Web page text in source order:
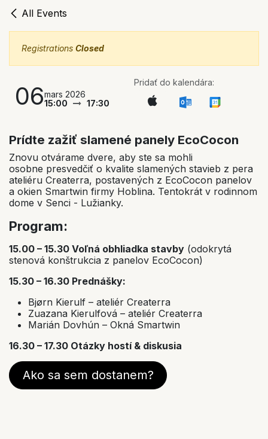
All Events
Registrations Closed
06mars 2026
15:00
17:30
Pridať do kalendára:
Prídte zažiť slamené panely EcoCocon
Znovu otvárame dvere, aby ste sa mohli
osobne presvedčiť o kvalite slamených stavieb z pera
ateliéru Createrra, postavených z EcoCocon panelov
a okien Smartwin firmy Hoblina. Tentokrát v rodinnom
dome v Senci - Lužianky.
Program:
15.00 – 15.30 Voľná obhliadka stavby (odokrytá
stenová konštrukcia z panelov EcoCocon)
15.30 – 16.30 Prednášky:
Bjørn Kierulf – ateliér Createrra
Zuazana Kierulfová – ateliér Createrra
Marián Dovhún – Okná Smartwin
16.30 – 17.30 Otázky hostí & diskusia
Ako sa sem dostanem?